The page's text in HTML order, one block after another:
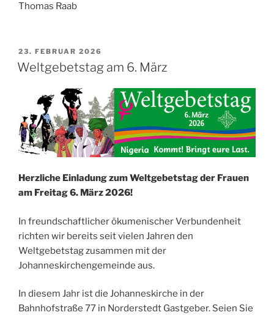
Thomas Raab
VERÖFFENTLICHT
AM
23. FEBRUAR 2026
Weltgebetstag am 6. März
Herzliche Einladung zum Weltgebetstag der Frauen
am Freitag 6. März 2026!
In freundschaftlicher ökumenischer Verbundenheit
richten wir bereits seit vielen Jahren den
Weltgebetstag zusammen mit der
Johanneskirchengemeinde aus.
In diesem Jahr ist die Johanneskirche in der
Bahnhofstraße 77 in Norderstedt Gastgeber. Seien Sie